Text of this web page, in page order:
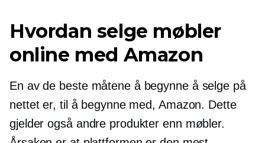
Hvordan selge møbler
online med Amazon
En av de beste måtene å begynne å selge på
nettet er, til å begynne med, Amazon. Dette
gjelder også andre produkter enn møbler.